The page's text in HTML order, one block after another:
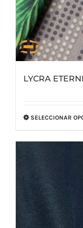
LYCRA
SELECCIONAR